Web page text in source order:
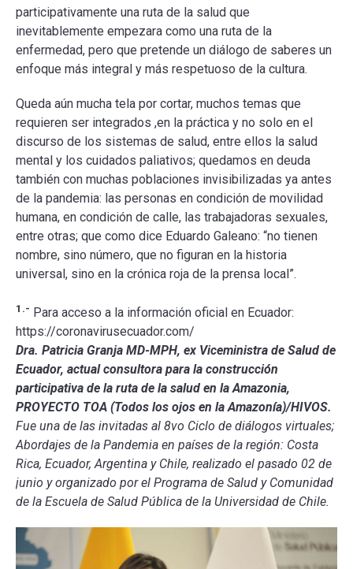
participativamente una ruta de la salud que
inevitablemente empezara como una ruta de la
enfermedad, pero que pretende un diálogo de saberes un
enfoque más integral y más respetuoso de la cultura.
Queda aún mucha tela por cortar, muchos temas que
requieren ser integrados ,en la práctica y no solo en el
discurso de los sistemas de salud, entre ellos la salud
mental y los cuidados paliativos; quedamos en deuda
también con muchas poblaciones invisibilizadas ya antes
de la pandemia: las personas en condición de movilidad
humana, en condición de calle, las trabajadoras sexuales,
entre otras; que como dice Eduardo Galeano: “no tienen
nombre, sino número, que no figuran en la historia
universal, sino en la crónica roja de la prensa local”.
1.- Para acceso a la información oficial en Ecuador:
https://coronavirusecuador.com/
Dra. Patricia Granja MD-MPH, ex Viceministra de Salud de
Ecuador, actual consultora para la construcción
participativa de la ruta de la salud en la Amazonia,
PROYECTO TOA (Todos los ojos en la Amazonía)/HIVOS.
Fue una de las invitadas al 8vo Ciclo de diálogos virtuales;
Abordajes de la Pandemia en países de la región: Costa
Rica, Ecuador, Argentina y Chile, realizado el pasado 02 de
junio y organizado por el Programa de Salud y Comunidad
de la Escuela de Salud Pública de la Universidad de Chile.